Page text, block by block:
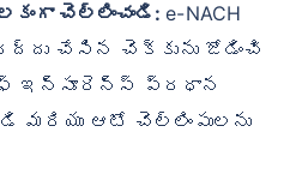
చెల్లించండి: e-NACH
చేసిన చెక్కును జోడించి
లైఫ్ ఇన్సూరెన్స్ ప్రధాన
మరియు ఆటో చెల్లింపులను